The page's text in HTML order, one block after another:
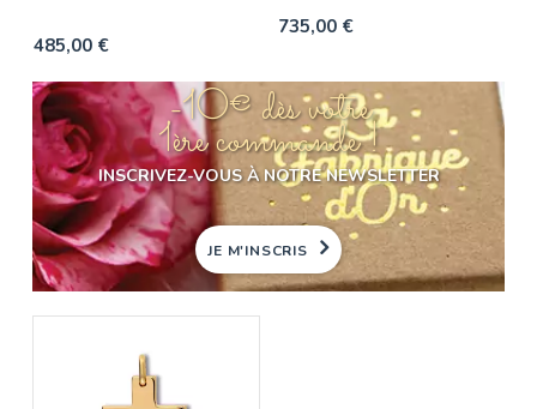
485,00 €
735,00 €
-10€ dès votre
1ère commande !
INSCRIVEZ-VOUS À NOTRE NEWSLETTER
JE M'INSCRIS